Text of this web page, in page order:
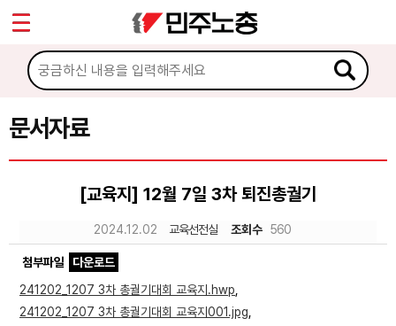
문서자료
[교육지] 12월 7일 3차 퇴진총궐기
2024.12.02 교육선전실 조회수 560
첨부파일
다운로드
241202_1207 3차 총궐기대회 교육지.hwp
241202_1207 3차 총궐기대회 교육지001.jpg
마이페이지
소개
소식
문서자료
이미지자료
Sketchbook5, 스케치북5
Sketchbook5, 스케치북5